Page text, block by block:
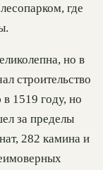
где
но в
строительство
1519 году, но
за пределы
282 камина и